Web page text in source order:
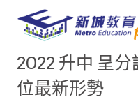
2022 升中 呈
位最新形勢